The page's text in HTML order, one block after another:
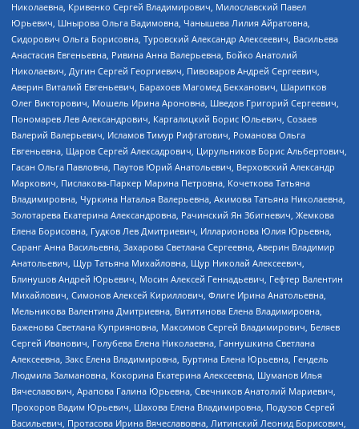
Николаевна, Кривенко Сергей Владимирович, Милославский Павел
Юрьевич, Шнырова Ольга Вадимовна, Чанышева Лилия Айратовна,
Сидорович Ольга Борисовна, Туровский Александр Алексеевич, Васильева
Анастасия Евгеньевна, Ривина Анна Валерьевна, Бойко Анатолий
Николаевич, Дугин Сергей Георгиевич, Пивоваров Андрей Сергеевич,
Аверин Виталий Евгеньевич, Барахоев Магомед Бекханович, Шарипков
Олег Викторович, Мошель Ирина Ароновна, Шведов Григорий Сергеевич,
Пономарев Лев Александрович, Каргалицкий Борис Юльевич, Созаев
Валерий Валерьевич, Исламов Тимур Рифгатович, Романова Ольга
Евгеньевна, Щаров Сергей Алексадрович, Цирульников Борис Альбертович,
Гасан Ольга Павловна, Паутов Юрий Анатольевич, Верховский Александр
Маркович, Пислакова-Паркер Марина Петровна, Кочеткова Татьяна
Владимировна, Чуркина Наталья Валерьевна, Акимова Татьяна Николаевна,
Золотарева Екатерина Александровна, Рачинский Ян Збигневич, Жемкова
Елена Борисовна, Гудков Лев Дмитриевич, Илларионова Юлия Юрьевна,
Саранг Анна Васильевна, Захарова Светлана Сергеевна, Аверин Владимир
Анатольевич, Щур Татьяна Михайловна, Щур Николай Алексеевич,
Блинушов Андрей Юрьевич, Мосин Алексей Геннадьевич, Гефтер Валентин
Михайлович, Симонов Алексей Кириллович, Флиге Ирина Анатольевна,
Мельникова Валентина Дмитриевна, Вититинова Елена Владимировна,
Баженова Светлана Куприяновна, Максимов Сергей Владимирович, Беляев
Сергей Иванович, Голубева Елена Николаевна, Ганнушкина Светлана
Алексеевна, Закс Елена Владимировна, Буртина Елена Юрьевна, Гендель
Людмила Залмановна, Кокорина Екатерина Алексеевна, Шуманов Илья
Вячеславович, Арапова Галина Юрьевна, Свечников Анатолий Мариевич,
Прохоров Вадим Юрьевич, Шахова Елена Владимировна, Подузов Сергей
Васильевич, Протасова Ирина Вячеславовна, Литинский Леонид Борисович,